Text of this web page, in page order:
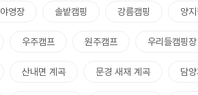
영장 솔밭캠핑 강름캠핑 양
우주캠프 원주캠프 우리들캠핑장
산내면 계곡 문경 새재 계곡 담